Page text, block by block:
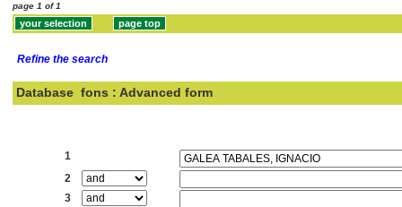
page 1 of 1
Refine the search
Database fons : Advanced form
1
2
3